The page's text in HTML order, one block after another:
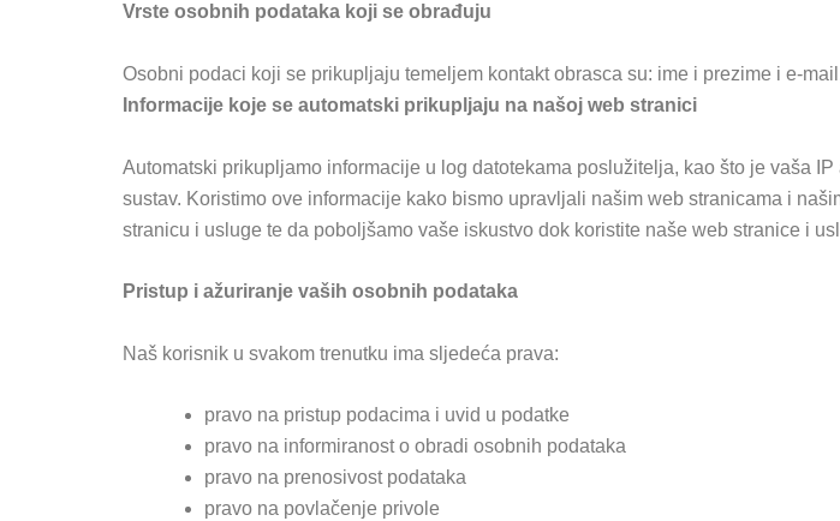
Vrste osobnih podataka koji se obrađuju
Osobni podaci koji se prikupljaju temeljem kontakt obrasca su: ime i prezime i e-
Informacije koje se automatski prikupljaju na našoj web stranici
Automatski prikupljamo informacije u log datotekama poslužitelja, kao što je vaša
sustav. Koristimo ove informacije kako bismo upravljali našim web stranicama i
stranicu i usluge te da poboljšamo vaše iskustvo dok koristite naše web stranice i
Pristup i ažuriranje vaših osobnih podataka
Naš korisnik u svakom trenutku ima sljedeća prava:
pravo na pristup podacima i uvid u podatke
pravo na informiranost o obradi osobnih podataka
pravo na prenosivost podataka
pravo na povlačenje privole